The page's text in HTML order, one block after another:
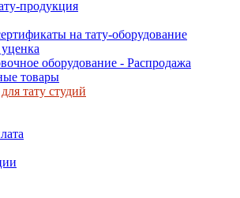
продукция
на тату-оборудование
оборудование - Распродажа
товары
тату студий